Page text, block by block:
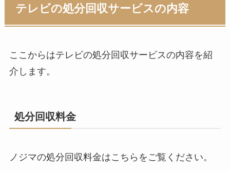
テレビの処分回収サービスの内容
ここからはテレビの処分回収サービスの内容を紹
介します。
処分回収料金
ノジマの処分回収料金はこちらをご覧ください。